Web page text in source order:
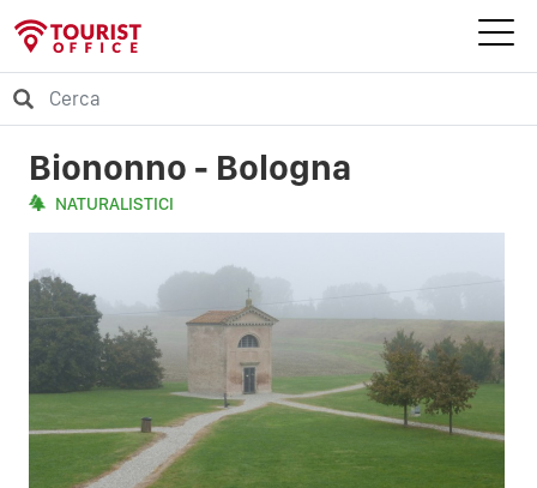
Biononno - Bologna
NATURALISTICI